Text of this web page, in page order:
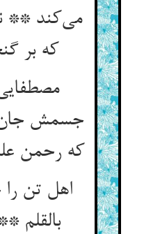
می‌کند **
که بر
جسمش جان
که رحمن
اهل تن
بالقلم